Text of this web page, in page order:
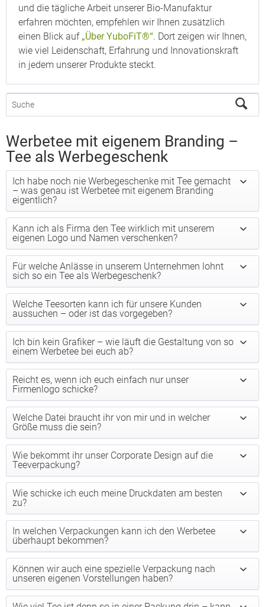
und die tägliche Arbeit unserer Bio-Manufaktur
erfahren möchten, empfehlen wir Ihnen zusätzlich
einen Blick auf „Über YuboFiT®“. Dort zeigen wir Ihnen,
wie viel Leidenschaft, Erfahrung und Innovationskraft
in jedem unserer Produkte steckt.
Werbetee mit eigenem Branding –
Tee als Werbegeschenk
Ich habe noch nie Werbegeschenke mit Tee gemacht
– was genau ist Werbetee mit eigenem Branding
eigentlich?
Kann ich als Firma den Tee wirklich mit unserem
eigenen Logo und Namen verschenken?
Für welche Anlässe in unserem Unternehmen lohnt
sich so ein Tee als Werbegeschenk?
Welche Teesorten kann ich für unsere Kunden
aussuchen – oder ist das vorgegeben?
Ich bin kein Grafiker – wie läuft die Gestaltung von so
einem Werbetee bei euch ab?
Reicht es, wenn ich euch einfach nur unser
Firmenlogo schicke?
Welche Datei braucht ihr von mir und in welcher
Größe muss die sein?
Wie bekommt ihr unser Corporate Design auf die
Teeverpackung?
Wie schicke ich euch meine Druckdaten am besten
zu?
In welchen Verpackungen kann ich den Werbetee
überhaupt bekommen?
Können wir auch eine spezielle Verpackung nach
unseren eigenen Vorstellungen haben?